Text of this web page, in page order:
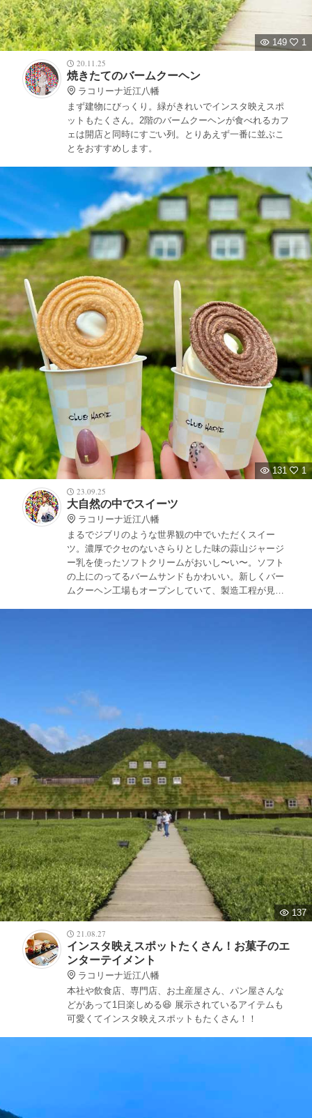
149
1
20.11.25
焼きたてのバームクーヘン
ラコリーナ近江八幡
まず建物にびっくり。緑がきれいでインスタ映えスポ
ットもたくさん。2階のバームクーヘンが食べれるカフ
ェは開店と同時にすごい列。とりあえず一番に並ぶこ
とをおすすめします。
131
1
23.09.25
大自然の中でスイーツ
ラコリーナ近江八幡
まるでジブリのような世界観の中でいただくスイー
ツ。濃厚でクセのないさらりとした味の蒜山ジャージ
ー乳を使ったソフトクリームがおいし〜い〜。ソフト
の上にのってるバームサンドもかわいい。新しくバー
ムクーヘン工場もオープンしていて、製造工程が見れ
137
21.08.27
インスタ映えスポットたくさん！お菓子のエ
ンターテイメント
ラコリーナ近江八幡
本社や飲食店、専門店、お土産屋さん、パン屋さんな
どがあって1日楽しめる😆 展示されているアイテムも
可愛くてインスタ映えスポットもたくさん！！